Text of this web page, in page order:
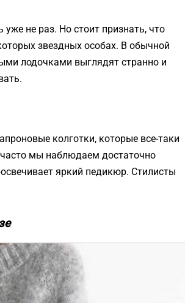
не раз. Но стоит признать, что
звездных особах. В обычной
лодочками выглядят странно и
колготки, которые все-таки
мы наблюдаем достаточно
яркий педикюр. Стилисты